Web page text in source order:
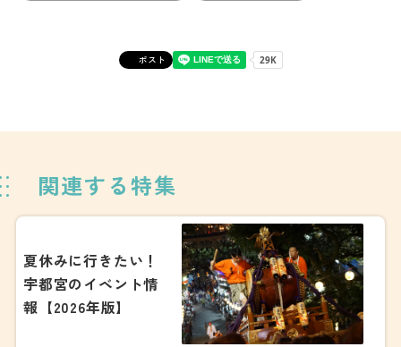
ポスト
関連する特集
夏休みに行きたい！
宇都宮のイベント情
報【2026年版】